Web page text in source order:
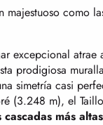
majestuoso como
excepcional
prodigiosa
simetría casi
(3.248 m), el
cascadas más